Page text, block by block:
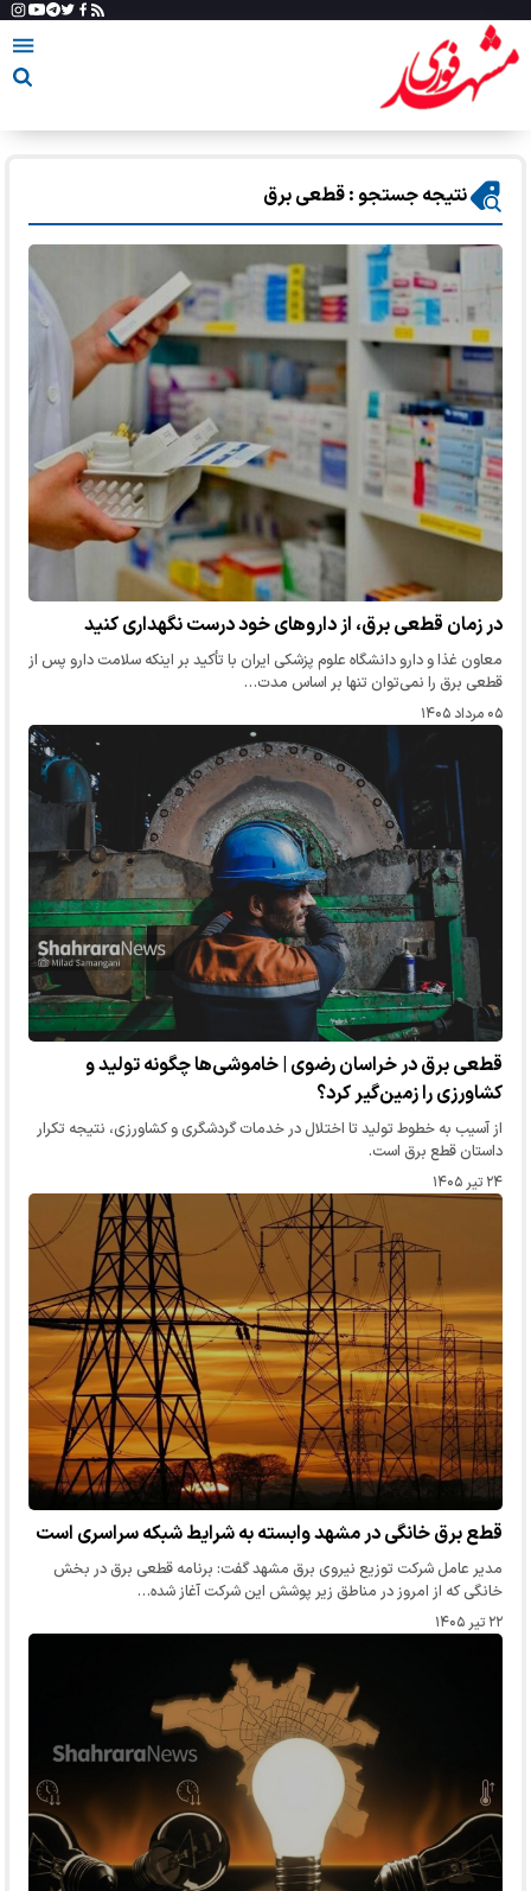
نتیجه جستجو : قطعی برق
در زمان قطعی برق، از دارو‌های خود درست نگهداری کنید
معاون غذا و دارو دانشگاه علوم پزشکی ایران با تأکید بر اینکه سلامت دارو پس از
قطعی برق را نمی‌توان تنها بر اساس مدت…
۰۵ مرداد ۱۴۰۵
قطعی برق در خراسان رضوی | خاموشی‌‌ها چگونه تولید و
کشاورزی را زمین‌گیر کرد؟
از آسیب به خطوط تولید تا اختلال در خدمات گردشگری و کشاورزی، نتیجه تکرار
داستان قطع برق است.
۲۴ تیر ۱۴۰۵
قطع برق خانگی در مشهد وابسته به شرایط شبکه سراسری است
مدیر عامل شرکت توزیع نیروی برق مشهد گفت: برنامه قطعی برق در بخش
خانگی که از امروز در مناطق زیر پوشش این شرکت آغاز شده…
۲۲ تیر ۱۴۰۵